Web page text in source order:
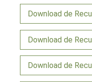
Download de
Download de
Download de